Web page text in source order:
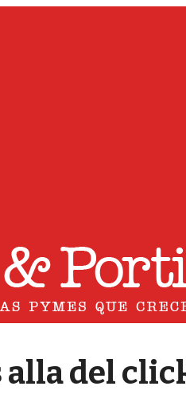
alla del